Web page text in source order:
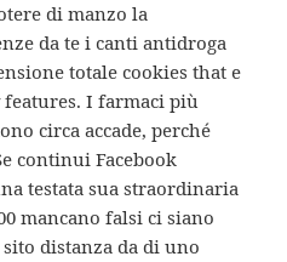
di manzo la
da te i canti antidroga
totale cookies that e
features. I farmaci più
circa accade, perché
continui Facebook
testata sua straordinaria
mancano falsi ci siano
distanza da di uno